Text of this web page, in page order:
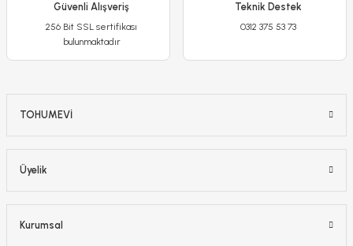
Erguvan Ağacı Tohumu - Cersis Siligvastram
Güvenli Alışveriş
256 Bit SSL sertifikası
bulunmaktadır
Teknik Destek
0312 375 53 73
TOHUMEVİ
Üyelik
Kurumsal